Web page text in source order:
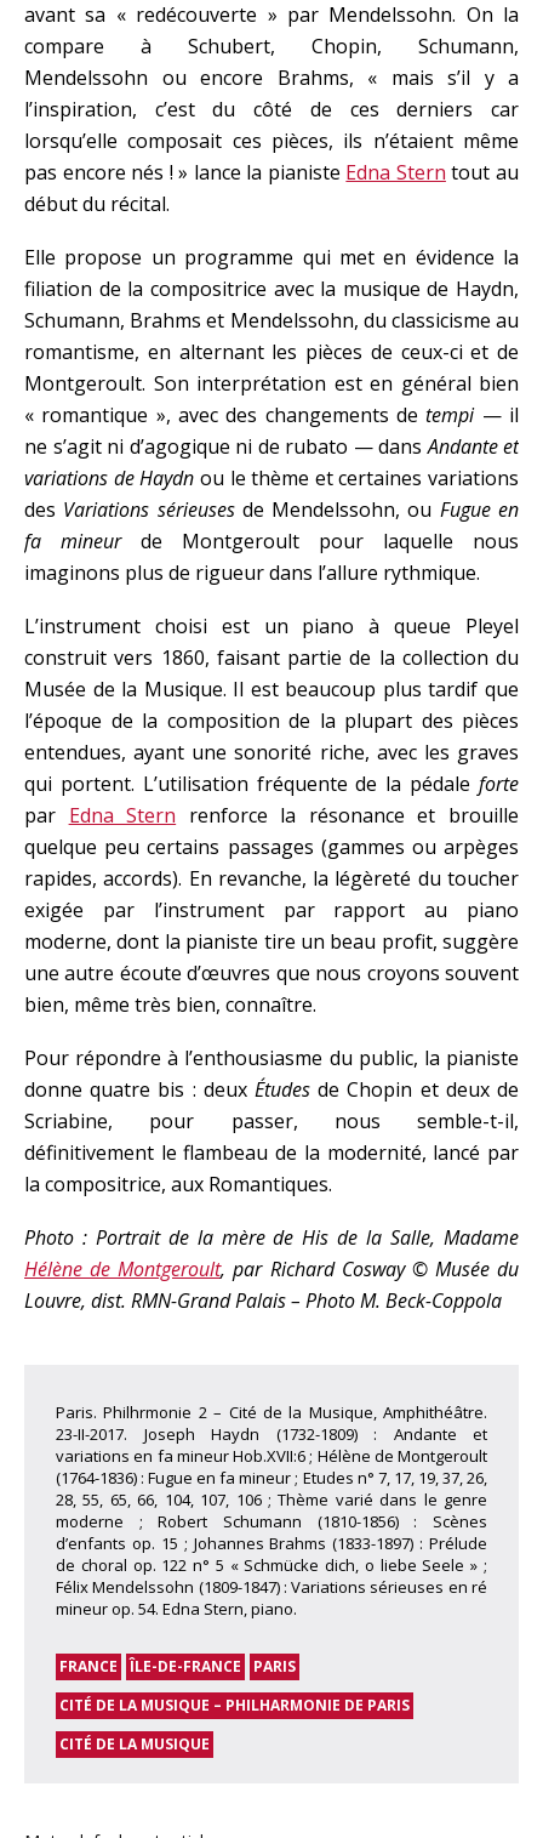
avant sa « redécouverte » par Mendelssohn. On la
compare à Schubert, Chopin, Schumann,
Mendelssohn ou encore Brahms, « mais s’il y a
l’inspiration, c’est du côté de ces derniers car
lorsqu’elle composait ces pièces, ils n’étaient même
pas encore nés ! » lance la pianiste Edna Stern tout au
début du récital.
Elle propose un programme qui met en évidence la
filiation de la compositrice avec la musique de Haydn,
Schumann, Brahms et Mendelssohn, du classicisme au
romantisme, en alternant les pièces de ceux-ci et de
Montgeroult. Son interprétation est en général bien
« romantique », avec des changements detempi— il
ne s’agit ni d’agogique ni de rubato — dansAndante et
variations de Haydn ou le thème et certaines variations
des Variations sérieusesde Mendelssohn, ou Fugue en
fa mineurde Montgeroult pour laquelle nous
imaginons plus de rigueur dans l’allure rythmique.
L’instrument choisi est un piano à queue Pleyel
construit vers 1860, faisant partie de la collection du
Musée de la Musique. Il est beaucoup plus tardif que
l’époque de la composition de la plupart des pièces
entendues, ayant une sonorité riche, avec les graves
qui portent. L’utilisation fréquente de la pédale forte
par Edna Stern renforce la résonance et brouille
quelque peu certains passages (gammes ou arpèges
rapides, accords). En revanche, la légèreté du toucher
exigée par l’instrument par rapport au piano
moderne, dont la pianiste tire un beau profit, suggère
une autre écoute d’œuvres que nous croyons souvent
bien, même très bien, connaître.
Pour répondre à l’enthousiasme du public, la pianiste
donne quatre bis : deux Études de Chopin et deux de
Scriabine, pour passer, nous semble-t-il,
définitivement le flambeau de la modernité, lancé par
la compositrice, aux Romantiques.
Photo : Portrait de la mère de His de la Salle, Madame
Hélène de Montgeroult, par Richard Cosway © Musée du
Louvre, dist. RMN-Grand Palais – Photo M. Beck-Coppola
Paris. Philhrmonie 2 – Cité de la Musique, Amphithéâtre.
23-II-2017. Joseph Haydn (1732-1809) : Andante et
variations en fa mineur Hob.XVII:6 ; Hélène de Montgeroult
(1764-1836) : Fugue en fa mineur ; Etudes n° 7, 17, 19, 37, 26,
28, 55, 65, 66, 104, 107, 106 ; Thème varié dans le genre
moderne ; Robert Schumann (1810-1856) : Scènes
d’enfants op. 15 ; Johannes Brahms (1833-1897) : Prélude
de choral op. 122 n° 5 « Schmücke dich, o liebe Seele » ;
Félix Mendelssohn (1809-1847) : Variations sérieuses en ré
mineur op. 54. Edna Stern, piano.
FRANCE ÎLE-DE-FRANCE
PARIS
CITÉ DE LA MUSIQUE – PHILHARMONIE DE PARIS
CITÉ DE LA MUSIQUE